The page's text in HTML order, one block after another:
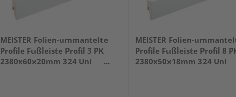
MEISTER Folien-ummantelte
Profile Fußleiste Profil 3 PK
2380x60x20mm 324 Uni
MEISTER Folien-
Profile Fußleiste Profil 8
2380x50x18mm 324 Uni